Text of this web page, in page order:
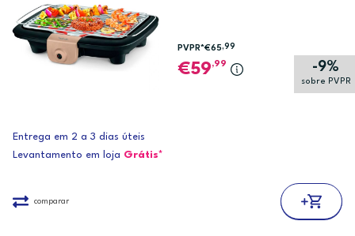
-9%
sobre PVPR
PVPR*€65,99
59,99
Entrega em 2 a 3 dias úteis
Levantamento em loja Grátis*
comparar